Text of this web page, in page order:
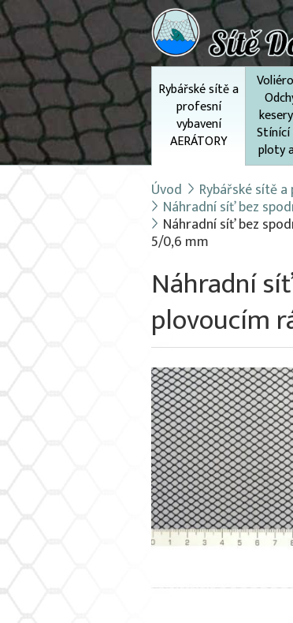
Rybářské sítě a
profesní
vybavení
AERÁTORY
ploty
Úvod Rybářské sítě a
Náhradní síť bez
Náhradní síť bez
5/0,6 mm
Náhradní
plovoucím